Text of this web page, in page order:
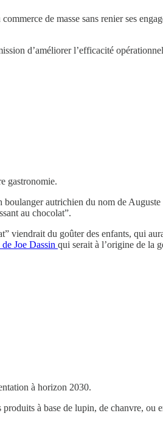
de masse sans renier ses
d’améliorer l’efficacité
gastronomie.
autrichien du nom de
au chocolat”.
viendrait du goûter des enfants, qui
Joe Dassin qui serait à l’origine de la
à horizon 2030.
à base de lupin, de chanvre, ou